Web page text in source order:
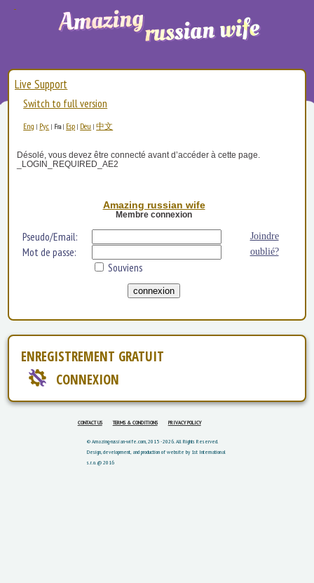
Live Support
Switch to full version
Eng | Рус | Fra| Esp | Deu |中文
Désolé, vous devez être connecté avant d’accéder à cette page.
_LOGIN_REQUIRED_AE2
Amazing russian wife
Membre connexion
Pseudo/Email: Joindre
Mot de passe: oublié?
Souviens
ENREGISTREMENT GRATUIT
CONNEXION
CONTACT US TERMS & CONDITIONS PRIVACY POLICY
© Amazing-russian-wife.com, 2015 - 2026. All Rights Reserved.
Design, development, and production of website by 1st International
s.r.o. @ 2016